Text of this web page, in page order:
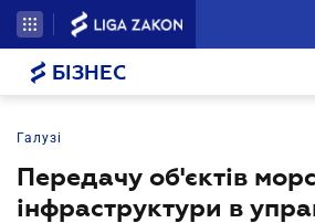
БІЗНЕС
Галузі
Передачу об'єктів
інфраструктури в